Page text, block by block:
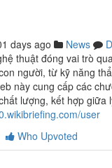
days ago News
thuật đóng vai trò
người, từ kỹ năng
này cung cấp các
lượng, kết hợp giữa
user
Who Upvoted